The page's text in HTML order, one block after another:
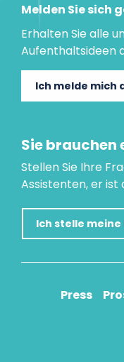
Melden Sie sich
Erhalten Sie alle
Aufenthaltsideen
Ich melde mich
Sie brauchen
Stellen Sie Ihre
Assistenten, er ist
Ich stelle meine
Press